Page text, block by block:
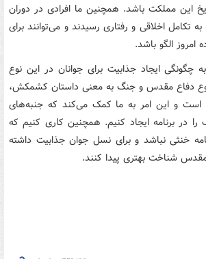
این مملکت باشد. همچنین ما افرادی در دوران
تکامل اخلاقی و رفتاری رسیدند و می‌توانند برای
الگو باشد.
چگونگی ایجاد جذابیت برای جوانان در این نوع
دفاع مقدس و جنگ به معنی داستان کشمکش،
است و این امر به ما کمک می‌کند که جنبه‌های
در برنامه ایجاد کنیم. همچنین کاری کنیم که
خنثی نباشد و برای نسل جوان جذابیت داشته
شناخت بهتری پیدا کنند.